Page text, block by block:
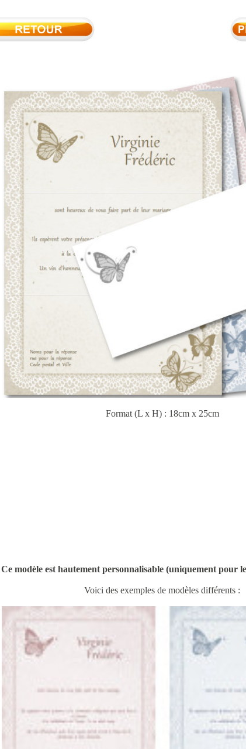
Format (L x H) : 18cm x 25cm
Ce modèle est hautement personnalisable (uniquement pour
Voici des exemples de modèles différents :